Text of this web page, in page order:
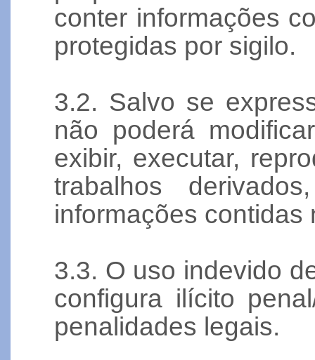
conter informações
protegidas por sigilo.
3.2. Salvo se
não poderá
exibir, executar,
trabalhos
informações contidas
3.3. O uso indevido
configura ilícito
penalidades legais.